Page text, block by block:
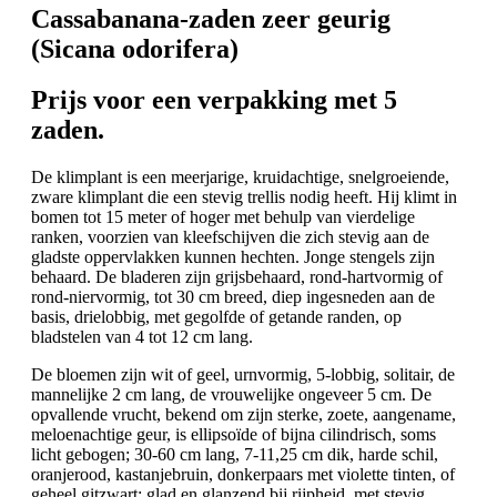
Cassabanana-zaden zeer geurig
(Sicana odorifera)
Prijs voor een verpakking met 5
zaden.
De klimplant is een meerjarige, kruidachtige, snelgroeiende,
zware klimplant die een stevig trellis nodig heeft. Hij klimt in
bomen tot 15 meter of hoger met behulp van vierdelige
ranken, voorzien van kleefschijven die zich stevig aan de
gladste oppervlakken kunnen hechten. Jonge stengels zijn
behaard. De bladeren zijn grijsbehaard, rond-hartvormig of
rond-niervormig, tot 30 cm breed, diep ingesneden aan de
basis, drielobbig, met gegolfde of getande randen, op
bladstelen van 4 tot 12 cm lang.
De bloemen zijn wit of geel, urnvormig, 5-lobbig, solitair, de
mannelijke 2 cm lang, de vrouwelijke ongeveer 5 cm. De
opvallende vrucht, bekend om zijn sterke, zoete, aangename,
meloenachtige geur, is ellipsoïde of bijna cilindrisch, soms
licht gebogen; 30-60 cm lang, 7-11,25 cm dik, harde schil,
oranjerood, kastanjebruin, donkerpaars met violette tinten, of